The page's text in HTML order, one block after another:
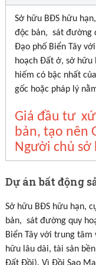
Sở hữu BĐS hữu
độc bản, sát đường
Đạo phố Biển Tây
hoạch Đất ở, sở hữu
hiếm có bậc nhất
gốc hoặc pháp lý
Giá đầu tư
bản, tạo nên
Người chủ sở
Dự án bất động
Sở hữu BĐS hữu hạn,
bản, sát đường quy
Biển Tây với trung
hữu lâu dài, tài sản